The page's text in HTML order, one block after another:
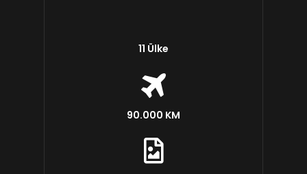
11 Ülke
90.000 KM